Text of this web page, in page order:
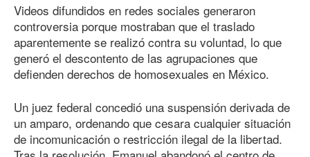
Videos difundidos en redes sociales generaron
controversia porque mostraban que el traslado
aparentemente se realizó contra su voluntad, lo que
generó el descontento de las agrupaciones que
defienden derechos de homosexuales en México.
Un juez federal concedió una suspensión derivada de
un amparo, ordenando que cesara cualquier situación
de incomunicación o restricción ilegal de la libertad.